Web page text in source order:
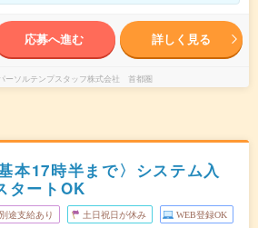
応募へ進む 詳しく見る
ーソルテンプスタッフ株式会社 首都圏
本17時半まで〉システム入
タートOK
途支給あり 土日祝日が休み WEB登録OK